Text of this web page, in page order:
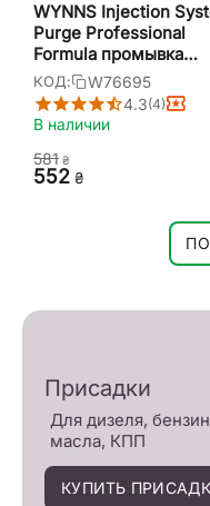
WYNNS Injection
Purge Professional
Formula промывка
системы впрыска
бензинового
л
КОД:
W76695
4.3(4)
В наличии
‍552‍ ₴
‍581‍ ₴
Присадки
Для дизеля,
масла, КПП
КУПИТЬ